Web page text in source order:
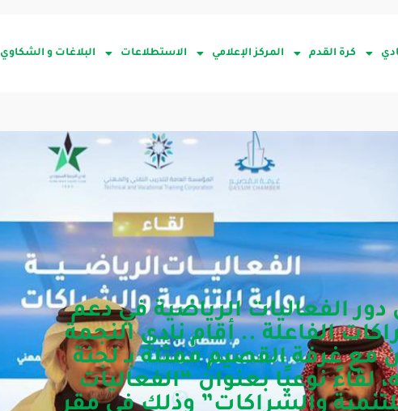
كرة القدم المركز الإعلامي الاستطلاعات البلاغات و الشكاوي
الفعاليات الرياضية في دعم
الفاعلة .. أقام نادي النجمة
مع غرفة القصيم ممثّلة بـ لجنة
لقاءً نوعيًا بعنوان “الفعاليات
والشراكات” وذلك في مقر